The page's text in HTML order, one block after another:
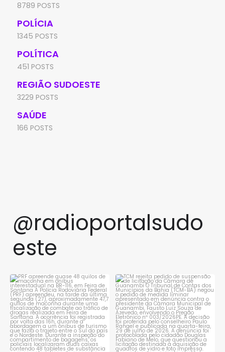
8789 POSTS
POLÍCIA
1345 POSTS
POLÍTICA
451 POSTS
REGIÃO SUDOESTE
3229 POSTS
SAÚDE
166 POSTS
@radioportalsudo
este
PRF apreende quase 48 quilos
de maconha em ônibus...
1 0
TCM rejeita pedido de
suspensão de licitação da...
1 0